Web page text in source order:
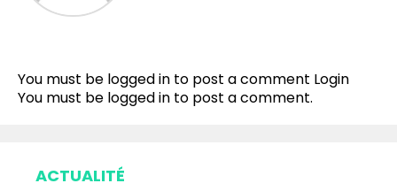
You must be logged in to post a comment Login
You must be logged in to post a comment.
ACTUALITÉ